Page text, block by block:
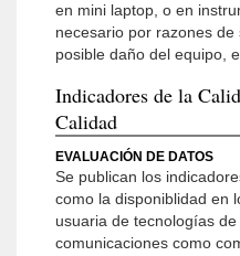
en mini laptop, o en
necesario por razones
posible daño del equipo,
Indicadores de la
Calidad
EVALUACIÓN DE DATOS
Se publican los
como la disponiblidad en
usuaria de tecnologías
comunicaciones como